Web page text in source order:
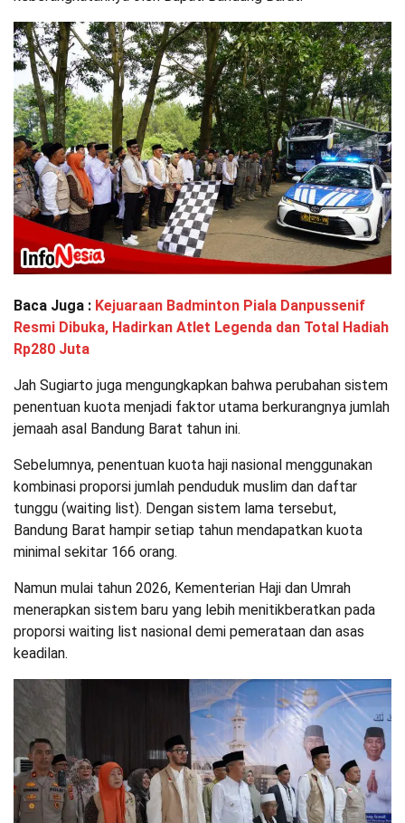
Baca Juga : Kejuaraan Badminton Piala Danpussenif
Resmi Dibuka, Hadirkan Atlet Legenda dan Total Hadiah
Rp280 Juta
Jah Sugiarto juga mengungkapkan bahwa perubahan sistem
penentuan kuota menjadi faktor utama berkurangnya jumlah
jemaah asal Bandung Barat tahun ini.
Sebelumnya, penentuan kuota haji nasional menggunakan
kombinasi proporsi jumlah penduduk muslim dan daftar
tunggu (waiting list). Dengan sistem lama tersebut,
Bandung Barat hampir setiap tahun mendapatkan kuota
minimal sekitar 166 orang.
Namun mulai tahun 2026, Kementerian Haji dan Umrah
menerapkan sistem baru yang lebih menitikberatkan pada
proporsi waiting list nasional demi pemerataan dan asas
keadilan.